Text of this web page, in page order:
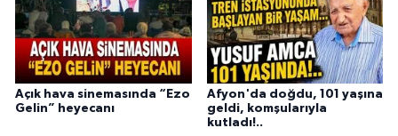
Açık hava sinemasında “Ezo
Gelin” heyecanı
Afyon'da doğdu, 101 yaşına
geldi, komşularıyla
kutladı!..